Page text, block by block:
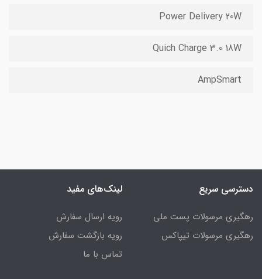
Power Delivery 20W
Quich Charge 3.0 18W
AmpSmart
دسترسی سریع
رهگیری مرسولات پست ملی
رهگیری مرسولات تیپاکس
لینک‌های مفید
رویه ارسال سفارش
رویه بازگشت سفارش
تماس با ما